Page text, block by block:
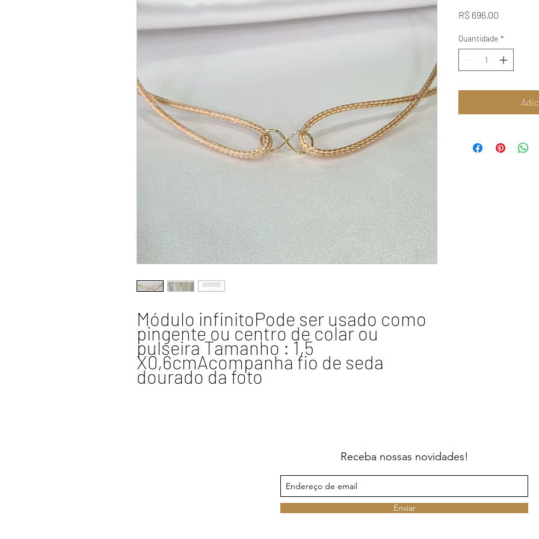
Módulo infinitoPode ser usado como
pingente ou centro de colar ou
pulseira Tamanho : 1,5
X0,6cmAcompanha fio de seda
dourado da foto
R$ 696,00
Quantidade *
Receba nossas novidades!
Enviar